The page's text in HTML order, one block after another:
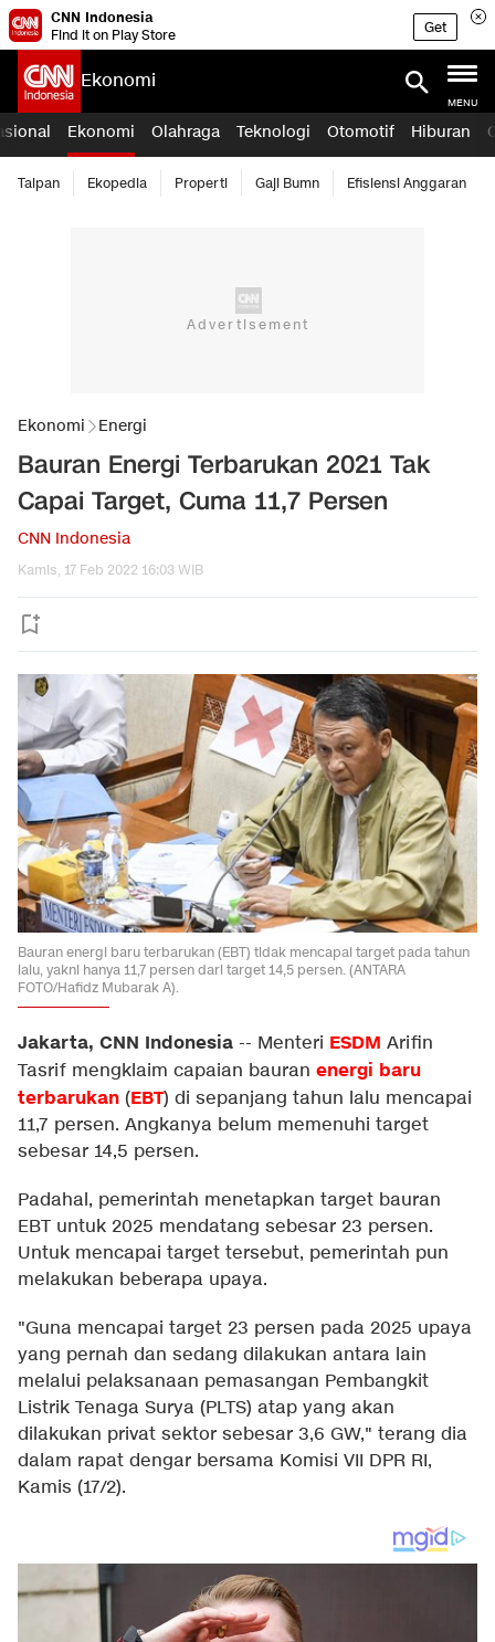
CNN Indonesia
Find it on Play Store
Get
Ekonomi
MENU
Ekonomi Olahraga Teknologi Otomotif Hiburan
Taipan Ekopedia Properti Gaji Bumn Efisiensi Anggaran
Ekonomi Energi
Bauran Energi Terbarukan 2021 Tak
Capai Target, Cuma 11,7 Persen
CNN Indonesia
Kamis, 17 Feb 2022 16:03 WIB
Bauran energi baru terbarukan (EBT) tidak mencapai target pada tahun
lalu, yakni hanya 11,7 persen dari target 14,5 persen. (ANTARA
FOTO/Hafidz Mubarak A).
Jakarta, CNN Indonesia -- Menteri ESDM Arifin
Tasrif mengklaim capaian bauran energi baru
terbarukan (EBT) di sepanjang tahun lalu mencapai
11,7 persen. Angkanya belum memenuhi target
sebesar 14,5 persen.
Padahal, pemerintah menetapkan target bauran
EBT untuk 2025 mendatang sebesar 23 persen.
Untuk mencapai target tersebut, pemerintah pun
melakukan beberapa upaya.
"Guna mencapai target 23 persen pada 2025 upaya
yang pernah dan sedang dilakukan antara lain
melalui pelaksanaan pemasangan Pembangkit
Listrik Tenaga Surya (PLTS) atap yang akan
dilakukan privat sektor sebesar 3,6 GW," terang dia
dalam rapat dengar bersama Komisi VII DPR RI,
Kamis (17/2).